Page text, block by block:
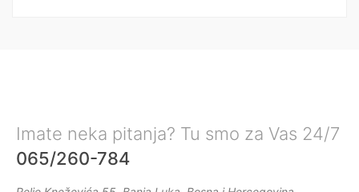
Imate neka pitanja? Tu smo za Vas 24/7
065/260-784